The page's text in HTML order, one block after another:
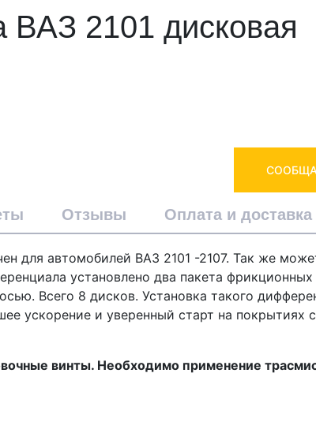
2101 дисковая
Отзывы Оплата и доставка
для автомобилей ВАЗ 2101 -2107. Так же
установлено два пакета
Всего 8 дисков. Установка такого
ускорение и уверенный старт на покрытиях
винты. Необходимо применение